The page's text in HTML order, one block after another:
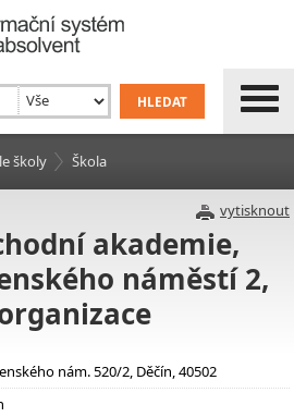
školy Škola
vytisknout
akademie,
náměstí 2,
nám. 520/2, Děčín, 40502